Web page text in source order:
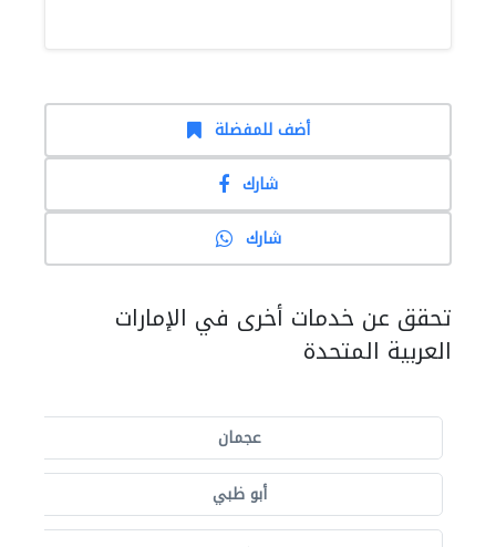
أضف للمفضلة
شارك
شارك
تحقق عن خدمات أخرى في الإمارات
العربية المتحدة
عجمان
أبو ظبي